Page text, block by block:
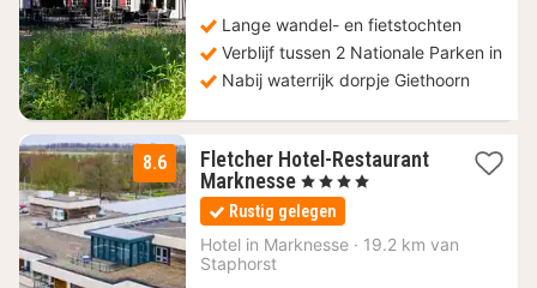
Lange wandel- en fietstochten
Verblijf tussen 2 Nationale Parken in
Nabij waterrijk dorpje Giethoorn
8.6
Fletcher Hotel-Restaurant
Marknesse 1
nacht
vanaf
84
, 4 Sterren
Rustig gelegen
Hotel in Marknesse · 19.2 km van
Staphorst